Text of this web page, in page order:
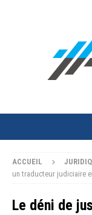
ACCUEIL
un traducteur judiciaire
Le déni de